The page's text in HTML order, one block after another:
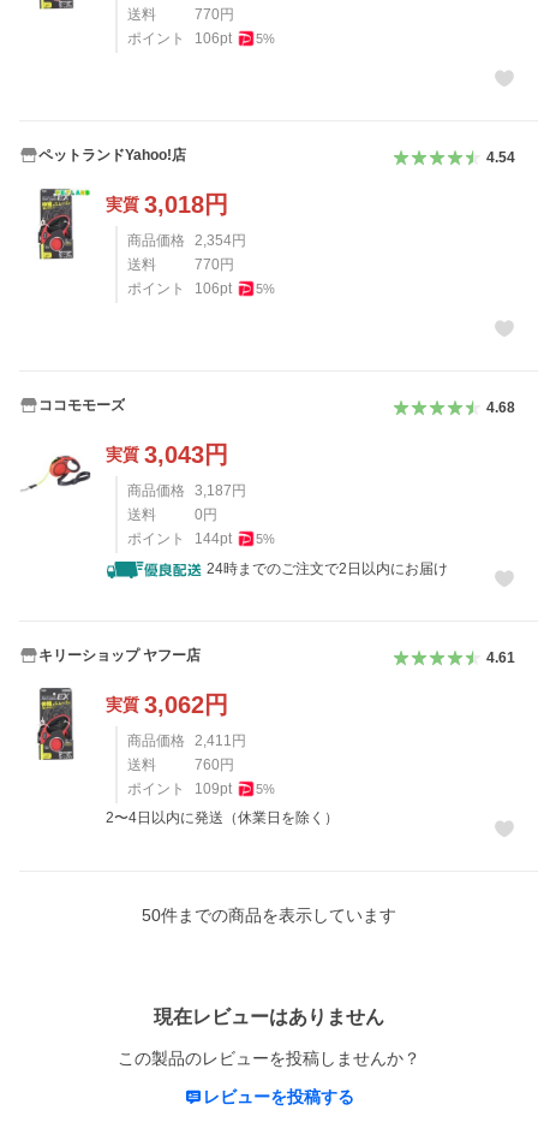
送料
770 円
ポイント
106pt 5%
ペットランドYahoo!店 4.54
実質 3,018円
商品価格 2,354円
送料
770 円
ポイント
106pt 5%
ココモモーズ 4.68
実質 3,043円
商品価格 3,187 円
送料
0 円
ポイント
144pt 5%
24時までのご注文で2日以内にお届け
キリーショップ ヤフー店 4.61
実質 3,062円
商品価格 2,411 円
送料
760 円
ポイント
109pt 5%
2〜4日以内に発送（休業日を除く）
50件までの商品を表示しています
現在レビューはありません
この製品のレビューを投稿しませんか？
レビューを投稿する